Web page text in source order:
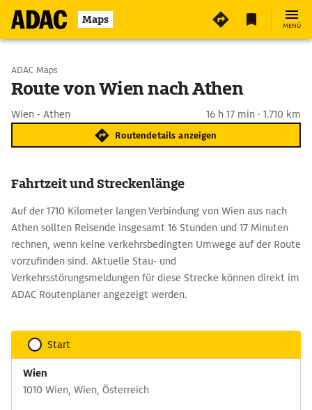
Maps MENÜ
Start wählen
ADAC Maps
Route von Wien nach Athen
Wien - Athen 16 h 17 min · 1.710 km
Routendetails anzeigen
Fahrtzeit und Streckenlänge
Auf der 1710 Kilometer langen Verbindung von Wien aus nach
Athen sollten Reisende insgesamt 16 Stunden und 17 Minuten
rechnen, wenn keine verkehrsbedingten Umwege auf der Route
vorzufinden sind. Aktuelle Stau- und
Verkehrsstörungsmeldungen für diese Strecke können direkt im
ADAC Routenplaner angezeigt werden.
Start
Wien
1010 Wien, Wien, Österreich